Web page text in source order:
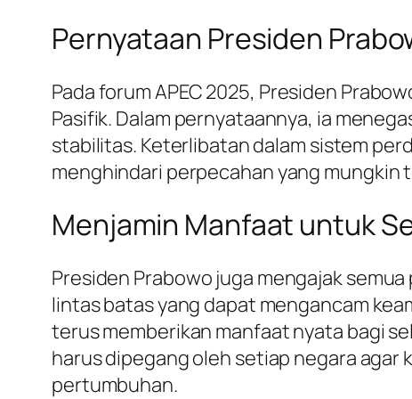
Pernyataan Presiden
Pada forum APEC 2025, Presiden
Pasifik. Dalam pernyataannya, ia
stabilitas. Keterlibatan dalam sistem
menghindari perpecahan yang mungkin
Menjamin Manfaat untuk
Presiden Prabowo juga mengajak
lintas batas yang dapat mengancam
terus memberikan manfaat nyata bagi
harus dipegang oleh setiap negara
pertumbuhan.